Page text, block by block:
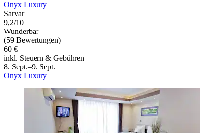
Onyx Luxury
Sarvar
9,2/10
Wunderbar
(59 Bewertungen)
60 €
inkl. Steuern & Gebühren
8. Sept.–9. Sept.
Onyx Luxury